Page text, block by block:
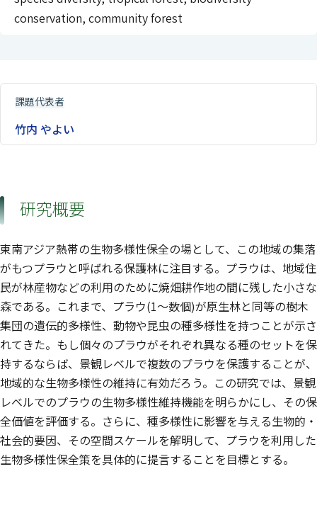
conservation, community forest
課題代表者
竹内 やよい
研究概要
東南アジア熱帯の生物多様性保全の場として、この地域の集落
がもつプラウと呼ばれる保護林に注目する。プラウは、地域住
民が林産物などの利用のために焼畑耕作地の間に残した小さな
森である。これまで、プラウ(1〜数個)が原生林と同等の樹木
集団の遺伝的多様性、動物や昆虫の種多様性を持つことが示さ
れてきた。もし個々のプラウがそれぞれ異なる種のセットを保
持するならば、景観レベルで複数のプラウを保護することが、
地域的な生物多様性の維持に有効だろう。この研究では、景観
レベルでのプラウの生物多様性維持機能を明らかにし、その保
全価値を評価する。さらに、種多様性に影響を与える生物的・
社会的要因、その空間スケールを解明して、プラウを利用した
生物多様性保全策を具体的に提言することを目標とする。